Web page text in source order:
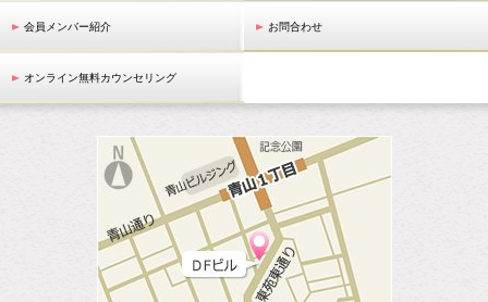
会員メンバー紹介
オンライン無料カウンセリング
お問合わせ